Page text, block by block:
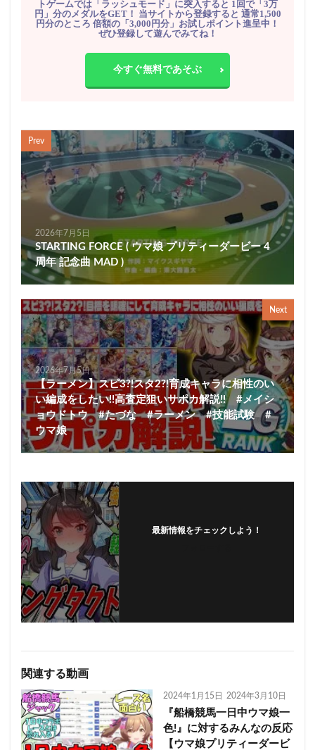
トゲームでは「ラッシュモード」に突入すると 1回で「3万
円」分のメダルをGET！ 当サイトから登録すると 通常1,500
円分のところ 倍額の「3,000円分」お試しポイント進呈中！
ぜひ登録して遊んでみてね！
今すぐ無料であそぶ
Prev
2026年7月5日
STARTING FORCE ( ウマ娘 プリティーダービー 4
周年 記念曲 MAD )
Next
2026年7月5日
【ラーメン】スピ3?!スタ2?!育成キャラに相性のい
い編成をしたい!!高査定狙いサポカ解説!! #メイシ
ョウドトウ #たづな #ラーメン #技能試験 #
ウマ娘
最新情報をチェックしよう！
関連する動画
2024年1月15日 2024年3月10日
『船橋競馬一日中ウマ娘一
色!』に対するみんなの反応
【ウマ娘プリティーダービ